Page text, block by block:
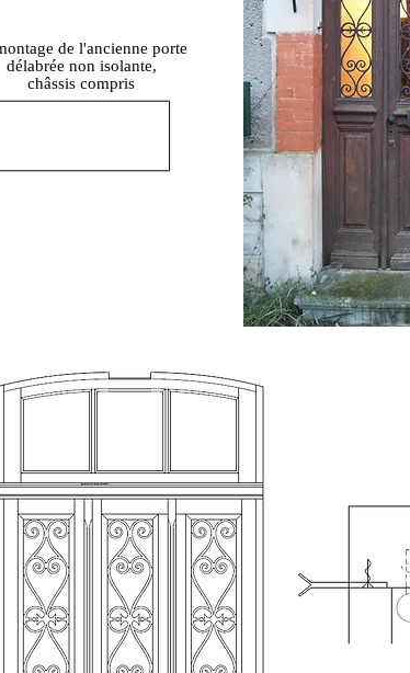
de l'ancienne porte
délabrée non isolante,
châssis compris